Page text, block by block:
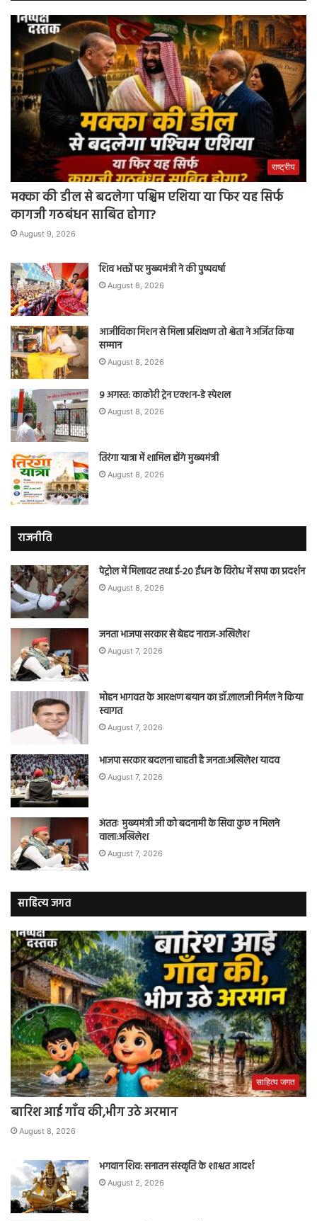
राष्ट्रीय
मक्का की डील से बदलेगा पश्चिम एशिया या फिर यह सिर्फ
कागजी गठबंधन साबित होगा?
August 9, 2026
शिव भक्तों पर मुख्यमंत्री ने की पुष्पवर्षा
August 8, 2026
आजीविका मिशन से मिला प्रशिक्षण तो श्वेता ने अर्जित किया
सम्मान
August 8, 2026
9 अगस्त: काकोरी ट्रेन एक्शन-डे स्पेशल
August 8, 2026
तिरंगा यात्रा में शामिल होंगे मुख्यमंत्री
August 8, 2026
राजनीति
पेट्रोल में मिलावट तथा ई-20 ईंधन के विरोध में सपा का प्रदर्शन
August 8, 2026
जनता भाजपा सरकार से बेहद नाराज-अखिलेश
August 7, 2026
मोहन भागवत के आरक्षण बयान का डॉ.लालजी निर्मल ने किया
स्वागत
August 7, 2026
भाजपा सरकार बदलना चाहती है जनता:अखिलेश यादव
August 7, 2026
अंततः मुख्यमंत्री जी को बदनामी के सिवा कुछ न मिलने
वाला:अखिलेश
August 7, 2026
साहित्य जगत
साहित्य जगत
बारिश आई गाँव की,भीग उठे अरमान
August 8, 2026
भगवान शिव: सनातन संस्कृति के शाश्वत आदर्श
August 2, 2026